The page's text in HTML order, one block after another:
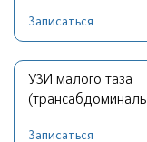
Записаться
УЗИ малого таза
Записаться